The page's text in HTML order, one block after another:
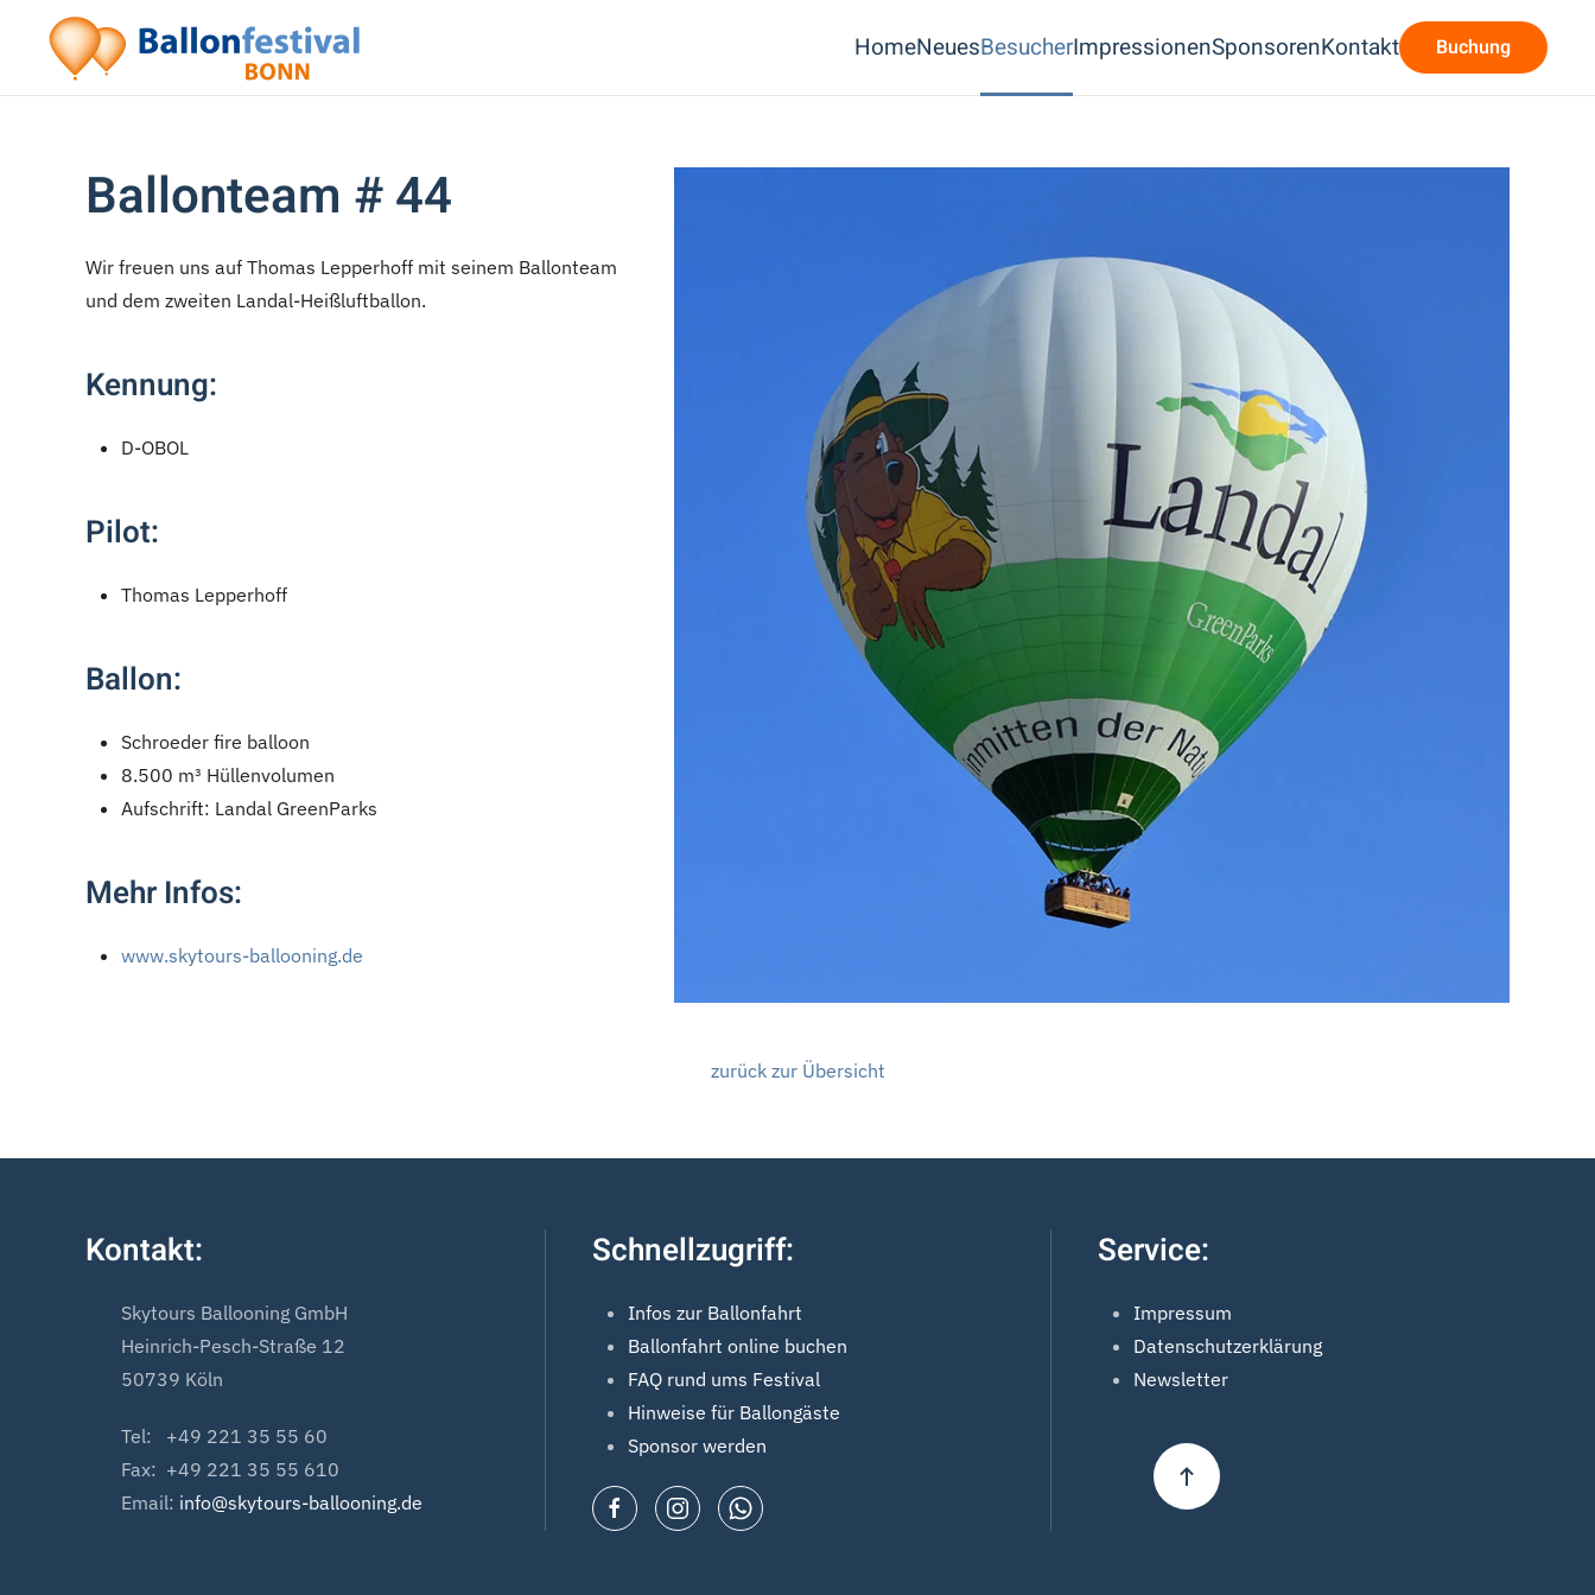
Zum Hauptinhalt springen
HomeNeuesBesucherImpressionenSponsorenKontakt Buchung
Ballonteam # 44
Wir freuen uns auf Thomas Lepperhoff mit seinem Ballonteam
und dem zweiten Landal-Heißluftballon.
Kennung:
D-OBOL
Pilot:
Thomas Lepperhoff
Ballon:
Schroeder fire balloon
8.500 m³ Hüllenvolumen
Aufschrift: Landal GreenParks
Mehr Infos:
www.skytours-ballooning.de
zurück zur Übersicht
Kontakt:
Skytours Ballooning GmbH
Heinrich-Pesch-Straße 12
50739 Köln
Tel: +49 221 35 55 60
Fax: +49 221 35 55 610
Email: info@skytours-ballooning.de
Schnellzugriff:
Infos zur Ballonfahrt
Ballonfahrt online buchen
FAQ rund ums Festival
Hinweise für Ballongäste
Sponsor werden
Service:
Impressum
Datenschutzerklärung
Newsletter